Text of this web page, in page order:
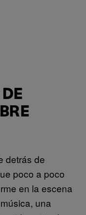
detrás de
poco a poco
en la escena
una